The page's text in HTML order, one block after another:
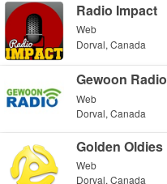
Radio Impact
Web
Dorval, Canada
Gewoon Radio
Web
Dorval, Canada
Golden Oldies
Web
Dorval, Canada